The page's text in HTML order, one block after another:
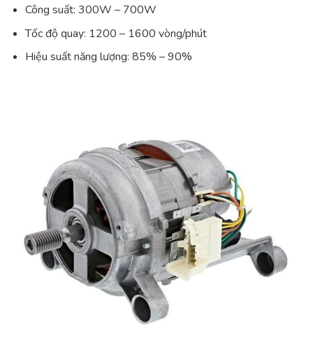
Công suất: 300W – 700W
Tốc độ quay: 1200 – 1600 vòng/phút
Hiệu suất năng lượng: 85% – 90%